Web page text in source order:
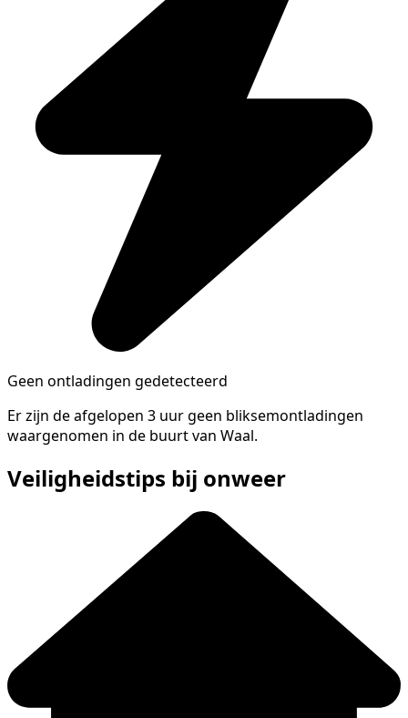
Geen ontladingen gedetecteerd
Er zijn de afgelopen 3 uur geen bliksemontladingen
waargenomen in de buurt van Waal.
Veiligheidstips bij onweer